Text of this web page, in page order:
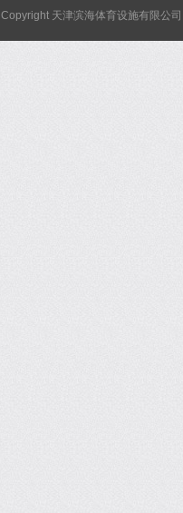
Copyright 天津滨海体育设施有限公